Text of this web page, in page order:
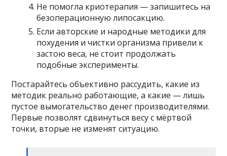
Не помогла криотерапия — запишитесь на
безоперационную липосакцию.
Если авторские и народные методики для
похудения и чистки организма привели к
застою веса, не стоит продолжать
подобные эксперименты.
Постарайтесь объективно рассудить, какие из
методик реально работающие, а какие — лишь
пустое вымогательство денег производителями.
Первые позволят сдвинуться весу с мёртвой
точки, вторые не изменят ситуацию.